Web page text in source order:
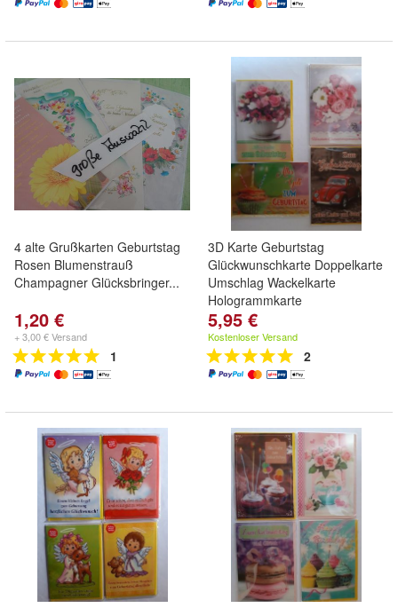
4 alte Grußkarten Geburtstag
Rosen Blumenstrauß
Champagner Glücksbringer...
1,20 €
+ 3,00 € Versand
1
3D Karte Geburtstag
Glückwunschkarte Doppelkarte
Umschlag Wackelkarte
Hologrammkarte
5,95 €
Kostenloser Versand
2